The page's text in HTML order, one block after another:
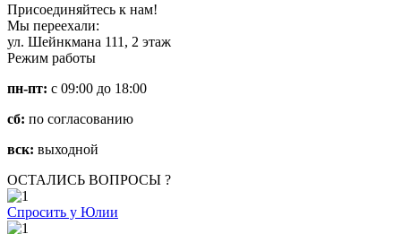
Присоединяйтесь к нам!
Мы переехали:
ул. Шейнкмана 111, 2 этаж
Режим работы
пн-пт: с 09:00 до 18:00
сб: по согласованию
вск: выходной
ОСТАЛИСЬ ВОПРОСЫ ?
Спросить у Юлии